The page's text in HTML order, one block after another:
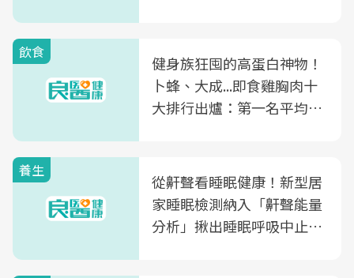
飲食
健身族狂囤的高蛋白神物！
卜蜂、大成...即食雞胸肉十
大排行出爐：第一名平均一
養生
從鼾聲看睡眠健康！新型居
家睡眠檢測納入「鼾聲能量
分析」揪出睡眠呼吸中止症